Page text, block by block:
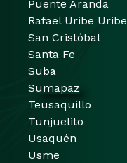
Puente Aranda
Rafael Uribe Uribe
San Cristóbal
Santa Fe
Suba
Sumapaz
Teusaquillo
Tunjuelito
Usaquén
Usme